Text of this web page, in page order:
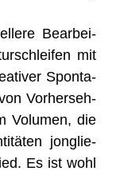
Bear­bei­
mit
Spon­ta­
Vor­her­seh­
Volu­men, die
jon­glie­
Es ist wohl